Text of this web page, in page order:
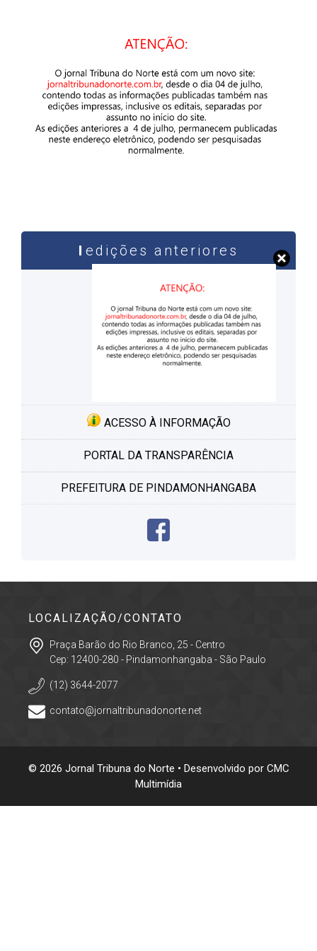
edições anteriores
ACESSO À INFORMAÇÃO
PORTAL DA TRANSPARÊNCIA
PREFEITURA DE PINDAMONHANGABA
LOCALIZAÇÃO/CONTATO
Praça Barão do Rio Branco, 25 - Centro
Cep: 12400-280 - Pindamonhangaba - São Paulo
(12) 3644-2077
contato@jornaltribunadonorte.net
© 2026 Jornal Tribuna do Norte • Desenvolvido por CMC
Multimídia